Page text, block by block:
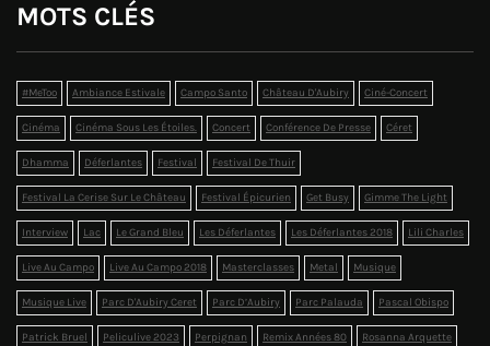
MOTS CLÉS
#MeToo Ambiance Estivale Campo Santo Château D'Aubiry Ciné-Concert
Cinéma Cinéma Sous Les Étoiles. Concert Conférence De Presse Céret
Dhamma Déferlantes Festival Festival De Thuir
Festival La Cerise Sur Le Château Festival Épicurien Get Busy Gimme The Light
Interview Lac Le Grand Bleu Les Déferlantes Les Déferlantes 2018 Lili Charles
Live Au Campo Live Au Campo 2018 Masterclasses Metal Musique
Musique Live Parc D'Aubiry Ceret Parc D’Aubiry Parc Palauda Pascal Obispo
Patrick Bruel Peliculive 2023 Perpignan Remix Années 80 Rosanna Arquette